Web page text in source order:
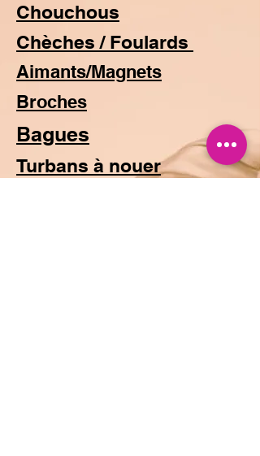
Chouchous
Chèches / Foulards
Aimants/Magnets
Broches
Bagues
Turbans à nouer